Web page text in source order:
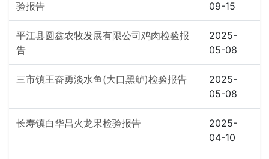
验报告
09-15
平江县圆鑫农牧发展有限公司鸡肉检验报
告
2025-
05-08
三市镇王奋勇淡水鱼(大口黑鲈)检验报告
2025-
05-08
长寿镇白华昌火龙果检验报告
2025-
04-10